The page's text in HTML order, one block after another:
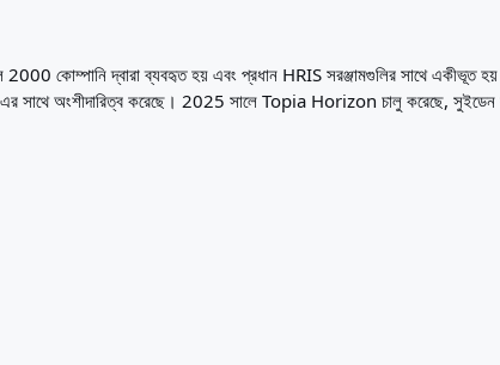
2000 কোম্পানি দ্বারা ব্যবহৃত হয় এবং প্রধান HRIS সরঞ্জামগুলির সাথে একীভূত
অংশীদারিত্ব করেছে। 2025 সালে Topia Horizon চালু করেছে, সুইডেন